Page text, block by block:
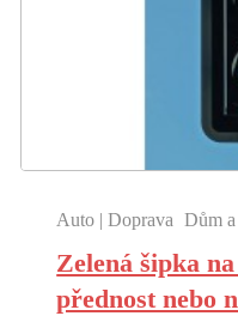
Auto | Doprava Dům
Zelená šipka
přednost nebo